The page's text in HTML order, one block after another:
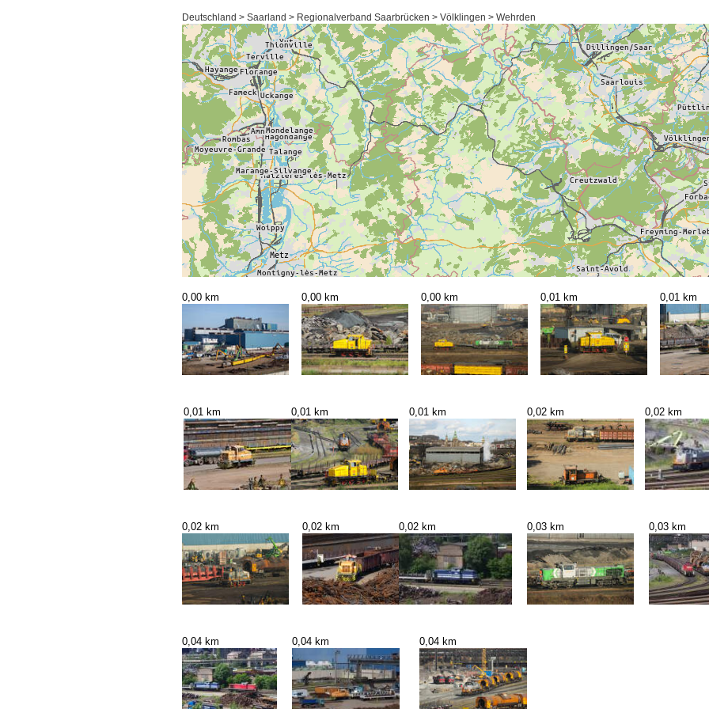
Deutschland > Saarland > Regionalverband Saarbrücken > Völklingen > Wehrden
0,00 km 0,00 km 0,00 km 0,01 km 0,01 km
0,01 km 0,01 km 0,01 km 0,02 km 0,02 km
0,02 km 0,02 km 0,02 km 0,03 km 0,03 km
0,04 km 0,04 km 0,04 km